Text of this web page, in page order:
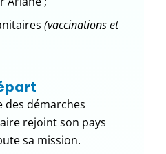
(vaccinations et
des démarches
rejoint son pays
sa mission.